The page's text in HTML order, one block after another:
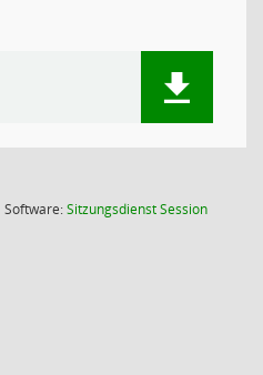
Software:SitzungsdienstSession(Wird in